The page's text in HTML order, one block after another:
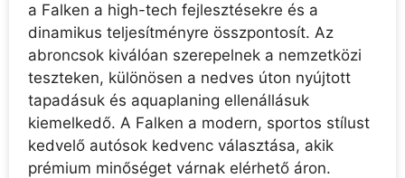
a Falken a high-tech fejlesztésekre és a
dinamikus teljesítményre összpontosít. Az
abroncsok kiválóan szerepelnek a nemzetközi
teszteken, különösen a nedves úton nyújtott
tapadásuk és aquaplaning ellenállásuk
kiemelkedő. A Falken a modern, sportos stílust
kedvelő autósok kedvenc választása, akik
prémium minőséget várnak elérhető áron.